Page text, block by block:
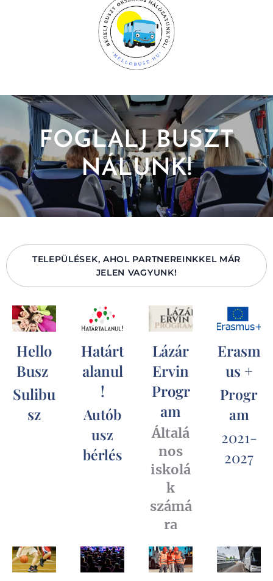
FOGLALJ BUSZT
NÁLUNK!
TELEPÜLÉSEK, AHOL PARTNEREINKKEL MÁR
JELEN VAGYUNK!
Hello
Busz
Sulibu
sz
Határt
alanul
!
Autób
usz
bérlés
Lázár
Ervin
Progr
am
Általá
nos
iskolá
k
számá
ra
Erasm
us +
Progr
am
2021-
2027